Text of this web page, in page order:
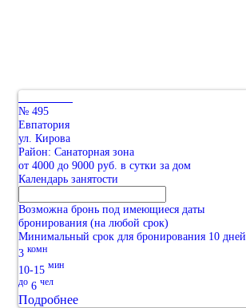
№ 495
Евпатория
ул. Кирова
Район: Санаторная зона
от 4000 до 9000 руб. в сутки за дом
Календарь занятости
Возможна бронь под имеющиеся даты
бронирования (на любой срок)
Минимальный срок для бронирования 10 дней
3 комн
10-15 мин
до 6 чел
Подробнее